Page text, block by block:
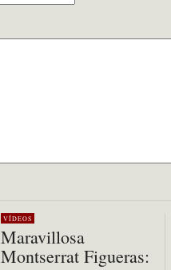
VÍDEOS
Maravillosa
Montserrat Figueras: